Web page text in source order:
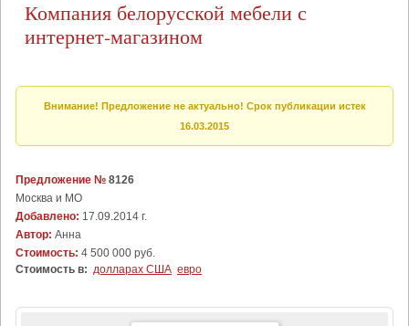
Компания белорусской мебели с
интернет-магазином
Внимание! Предложение не актуально! Срок публикации истек
16.03.2015
Предложение № 8126
Москва и МО
Добавлено: 17.09.2014 г.
Автор: Анна
Стоимость: 4 500 000 руб.
Стоимость в: долларах США евро